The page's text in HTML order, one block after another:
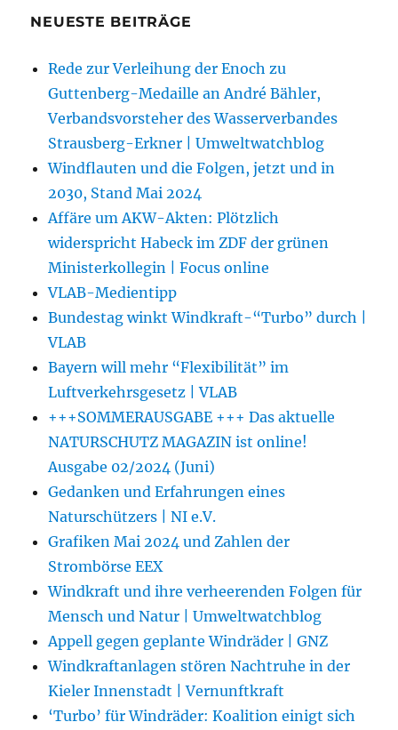
NEUESTE BEITRÄGE
Rede zur Verleihung der Enoch zu
Guttenberg-Medaille an André Bähler,
Verbandsvorsteher des Wasserverbandes
Strausberg-Erkner | Umweltwatchblog
Windflauten und die Folgen, jetzt und in
2030, Stand Mai 2024
Affäre um AKW-Akten: Plötzlich
widerspricht Habeck im ZDF der grünen
Ministerkollegin | Focus online
VLAB-Medientipp
Bundestag winkt Windkraft-“Turbo” durch |
VLAB
Bayern will mehr “Flexibilität” im
Luftverkehrsgesetz | VLAB
+++SOMMERAUSGABE +++ Das aktuelle
NATURSCHUTZ MAGAZIN ist online!
Ausgabe 02/2024 (Juni)
Gedanken und Erfahrungen eines
Naturschützers | NI e.V.
Grafiken Mai 2024 und Zahlen der
Strombörse EEX
Windkraft und ihre verheerenden Folgen für
Mensch und Natur | Umweltwatchblog
Appell gegen geplante Windräder | GNZ
Windkraftanlagen stören Nachtruhe in der
Kieler Innenstadt | Vernunftkraft
‘Turbo’ für Windräder: Koalition einigt sich